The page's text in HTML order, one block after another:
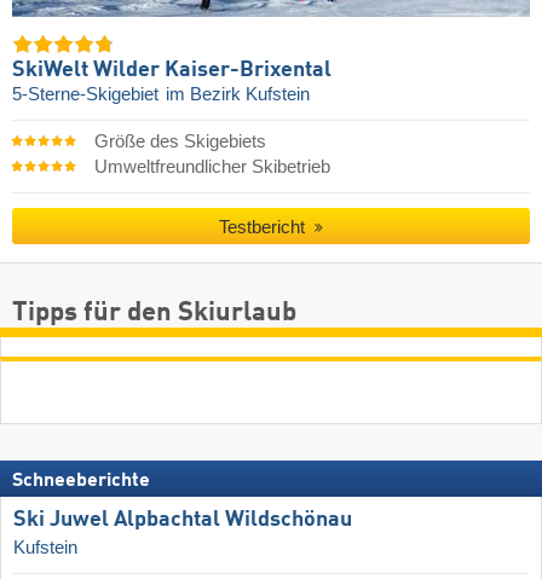
SkiWelt Wilder Kaiser-Brixental
5-Sterne-Skigebiet im Bezirk Kufstein
Größe des Skigebiets
Umweltfreundlicher Skibetrieb
Testbericht
Tipps für den Skiurlaub
Schneeberichte
Ski Juwel Alpbachtal Wildschönau
Kufstein